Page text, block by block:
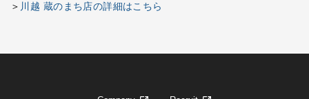
＞ 川越 蔵のまち店の詳細はこちら